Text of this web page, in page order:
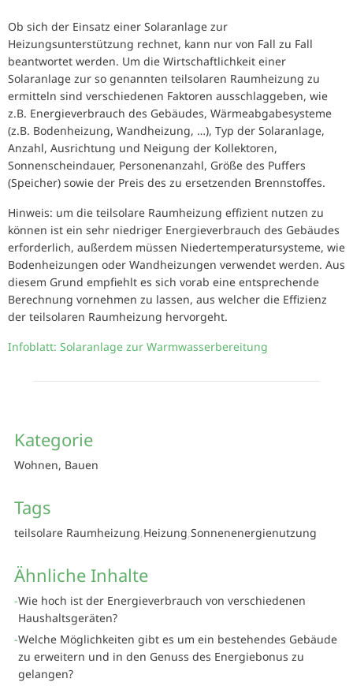
Ob sich der Einsatz einer Solaranlage zur
Heizungsunterstützung rechnet, kann nur von Fall zu Fall
beantwortet werden. Um die Wirtschaftlichkeit einer
Solaranlage zur so genannten teilsolaren Raumheizung zu
ermitteln sind verschiedenen Faktoren ausschlaggeben, wie
z.B. Energieverbrauch des Gebäudes, Wärmeabgabesysteme
(z.B. Bodenheizung, Wandheizung, …), Typ der Solaranlage,
Anzahl, Ausrichtung und Neigung der Kollektoren,
Sonnenscheindauer, Personenanzahl, Größe des Puffers
(Speicher) sowie der Preis des zu ersetzenden Brennstoffes.
Hinweis: um die teilsolare Raumheizung effizient nutzen zu
können ist ein sehr niedriger Energieverbrauch des Gebäudes
erforderlich, außerdem müssen Niedertemperatursysteme, wie
Bodenheizungen oder Wandheizungen verwendet werden. Aus
diesem Grund empfiehlt es sich vorab eine entsprechende
Berechnung vornehmen zu lassen, aus welcher die Effizienz
der teilsolaren Raumheizung hervorgeht.
Infoblatt: Solaranlage zur Warmwasserbereitung
Kategorie
Wohnen, Bauen
Tags
teilsolare Raumheizung Heizung Sonnenenergienutzung
Ähnliche Inhalte
Wie hoch ist der Energieverbrauch von verschiedenen
Haushaltsgeräten?
Welche Möglichkeiten gibt es um ein bestehendes Gebäude
zu erweitern und in den Genuss des Energiebonus zu
gelangen?